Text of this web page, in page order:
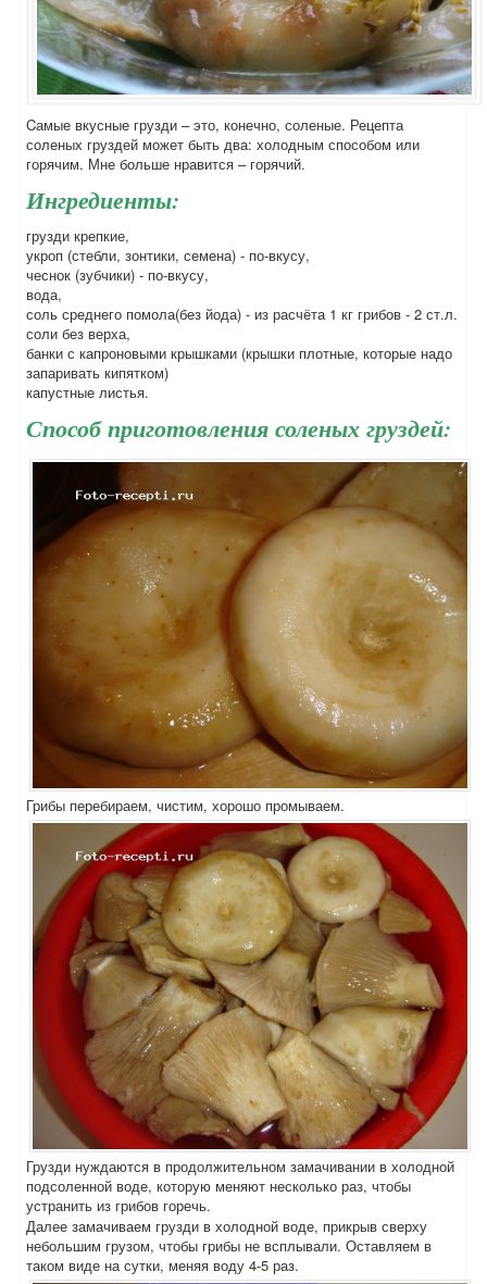
Cамые вкусные грузди – это, конечно, соленые. Рецепта
соленых груздей может быть два: холодным способом или
горячим. Мне больше нравится – горячий.
Ингредиенты:
грузди крепкие,
укроп (стебли, зонтики, семена) - по-вкусу,
чеснок (зубчики) - по-вкусу,
вода,
соль среднего помола(без йода) - из расчёта 1 кг грибов - 2 ст.л.
соли без верха,
банки с капроновыми крышками (крышки плотные, которые надо
запаривать кипятком)
капустные листья.
Способ приготовления соленых груздей:
Грибы перебираем, чистим, хорошо промываем.
Грузди нуждаются в продолжительном замачивании в холодной
подсоленной воде, которую меняют несколько раз, чтобы
устранить из грибов горечь.
Далее замачиваем грузди в холодной воде, прикрыв сверху
небольшим грузом, чтобы грибы не всплывали. Оставляем в
таком виде на сутки, меняя воду 4-5 раз.